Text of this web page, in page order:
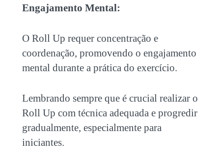
Engajamento Mental:
O Roll Up requer concentração e
coordenação, promovendo o engajamento
mental durante a prática do exercício.
Lembrando sempre que é crucial realizar o
Roll Up com técnica adequada e progredir
gradualmente, especialmente para
iniciantes.